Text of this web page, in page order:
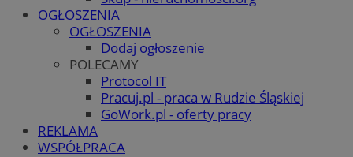
OGŁOSZENIA
OGŁOSZENIA
Dodaj ogłoszenie
POLECAMY
Protocol IT
Pracuj.pl - praca w Rudzie Śląskiej
GoWork.pl - oferty pracy
REKLAMA
WSPÓŁPRACA